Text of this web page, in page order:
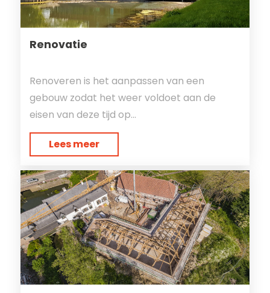
Renovatie
Renoveren is het aanpassen van een
gebouw zodat het weer voldoet aan de
eisen van deze tijd op...
Lees meer